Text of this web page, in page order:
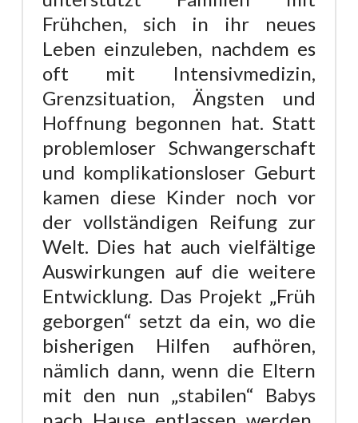
Frühchen, sich in ihr neues
Leben einzuleben, nachdem es
oft mit Intensivmedizin,
Grenzsituation, Ängsten und
Hoffnung begonnen hat. Statt
problemloser Schwangerschaft
und komplikationsloser Geburt
kamen diese Kinder noch vor
der vollständigen Reifung zur
Welt. Dies hat auch vielfältige
Auswirkungen auf die weitere
Entwicklung. Das Projekt „Früh
geborgen“ setzt da ein, wo die
bisherigen Hilfen aufhören,
nämlich dann, wenn die Eltern
mit den nun „stabilen“ Babys